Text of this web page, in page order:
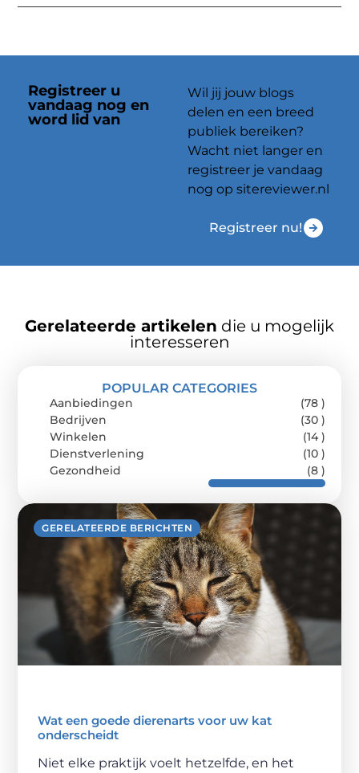
Registreer u
vandaag nog en
word lid van
Wil jij jouw blogs
delen en een breed
publiek bereiken?
Wacht niet langer en
registreer je vandaag
nog op sitereviewer.nl
Registreer nu!
Gerelateerde artikelen die u mogelijk
interesseren
GERELATEERDE BERICHTEN
Wat een goede dierenarts voor uw kat
onderscheidt
Niet elke praktijk voelt hetzelfde, en het
POPULAR CATEGORIES
Aanbiedingen
(78 )
Bedrijven
(30 )
Winkelen
(14 )
Dienstverlening
(10 )
Gezondheid
(8 )